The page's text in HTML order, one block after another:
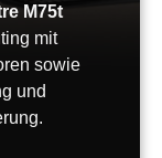
M75t
mit
sowie
und